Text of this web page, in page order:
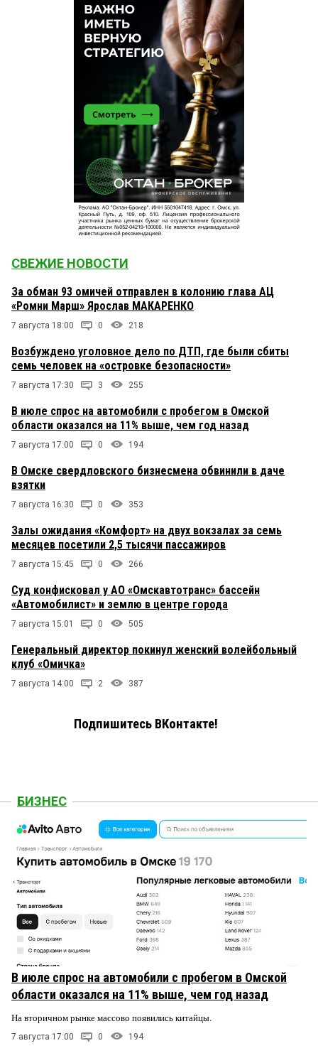
СВЕЖИЕ НОВОСТИ
За обман 93 омичей отправлен в колонию глава АЦ
«Ромни Марш» Ярослав МАКАРЕНКО
7 августа 18:00 0 218
Возбуждено уголовное дело по ДТП, где были сбиты
семь человек на «островке безопасности»
7 августа 17:30 3 255
В июле спрос на автомобили с пробегом в Омской
области оказался на 11% выше, чем год назад
7 августа 17:00 0 194
В Омске свердловского бизнесмена обвинили в даче
взятки
7 августа 16:30 0 353
Залы ожидания «Комфорт» на двух вокзалах за семь
месяцев посетили 2,5 тысячи пассажиров
7 августа 15:45 0 266
Суд конфисковал у АО «Омскавтотранс» бассейн
«Автомобилист» и землю в центре города
7 августа 15:01 0 505
Генеральный директор покинул женский волейбольный
клуб «Омичка»
7 августа 14:00 2 387
Подпишитесь ВКонтакте!
БИЗНЕС
В июле спрос на автомобили с пробегом в Омской
области оказался на 11% выше, чем год назад
На вторичном рынке массово появились китайцы.
7 августа 17:00 0 194